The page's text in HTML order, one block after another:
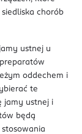
chorób
ustnej u
oddechem i
te
jamy ustnej i
będą